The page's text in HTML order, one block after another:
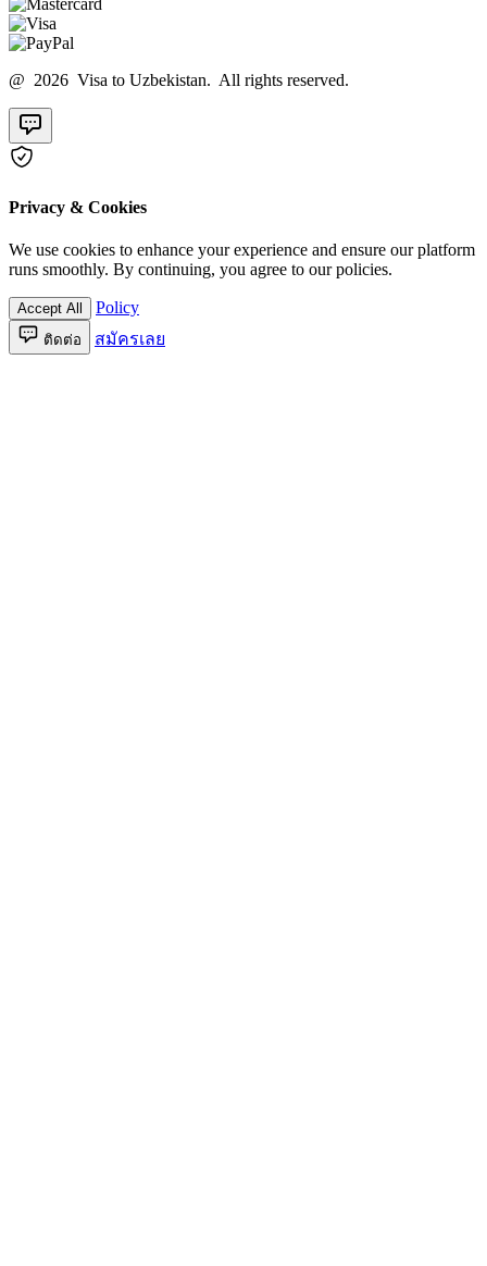
@ 2026 Visa to Uzbekistan. All rights reserved.
Privacy & Cookies
We use cookies to enhance your experience and ensure our platform
runs smoothly. By continuing, you agree to our policies.
Accept All Policy
ติดต่อ สมัครเลย